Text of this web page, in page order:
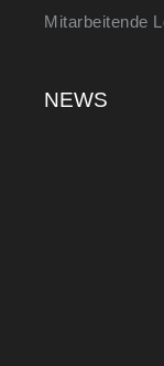
Mitarbeitende
NEWS